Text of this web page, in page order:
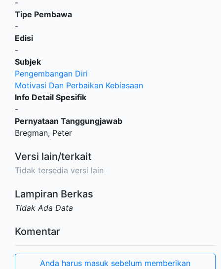
-
Tipe Pembawa
-
Edisi
-
Subjek
Pengembangan Diri
Motivasi Dan Perbaikan Kebiasaan
Info Detail Spesifik
-
Pernyataan Tanggungjawab
Bregman, Peter
Versi lain/terkait
Tidak tersedia versi lain
Lampiran Berkas
Tidak Ada Data
Komentar
Anda harus masuk sebelum memberikan